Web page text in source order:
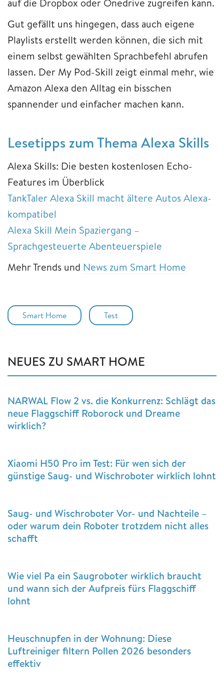
Gut gefällt uns hingegen, dass auch eigene
Playlists erstellt werden können, die sich mit
einem selbst gewählten Sprachbefehl abrufen
lassen. Der My Pod-Skill zeigt einmal mehr, wie
Amazon Alexa den Alltag ein bisschen
spannender und einfacher machen kann.
Lesetipps zum Thema Alexa Skills
Alexa Skills: Die besten kostenlosen Echo-
Features im Überblick
TankTaler Alexa Skill macht ältere Autos Alexa-
kompatibel
Alexa Skill Mein Spaziergang –
Sprachgesteuerte Abenteuerspiele
Mehr Trends und News zum Smart Home
Smart Home Test
NEUES ZU SMART HOME
NARWAL Flow 2 vs. die Konkurrenz: Schlägt das
neue Flaggschiff Roborock und Dreame
wirklich?
Xiaomi H50 Pro im Test: Für wen sich der
günstige Saug- und Wischroboter wirklich lohnt
Saug- und Wischroboter Vor- und Nachteile –
oder warum dein Roboter trotzdem nicht alles
schafft
Wie viel Pa ein Saugroboter wirklich braucht
und wann sich der Aufpreis fürs Flaggschiff
lohnt
Heuschnupfen in der Wohnung: Diese
Luftreiniger filtern Pollen 2026 besonders
effektiv